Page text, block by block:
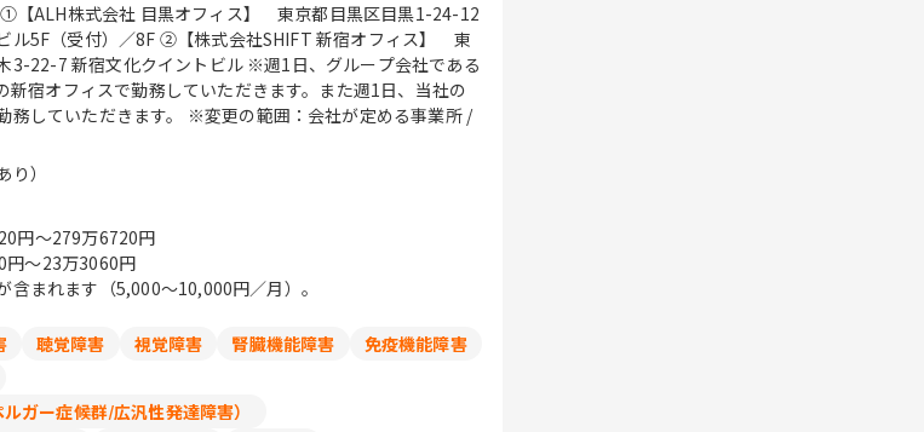
①【ALH株式会社 目黒オフィス】 東京都目黒区目黒1-24-12
ル5F（受付）／8F ②【株式会社SHIFT 新宿オフィス】 東
文化クイントビル ※週1日、グループ会社である
新宿オフィスで勤務していただきます。また週1日、当社の
務していただきます。 ※変更の範囲：会社が定める事業所 /
）
円〜279万6720円
円〜23万3060円
含まれます（5,000～10,000円／月）。
聴覚障害 視覚障害 腎臓機能障害
免疫機能障害
ガー症候群/広汎性発達障害）